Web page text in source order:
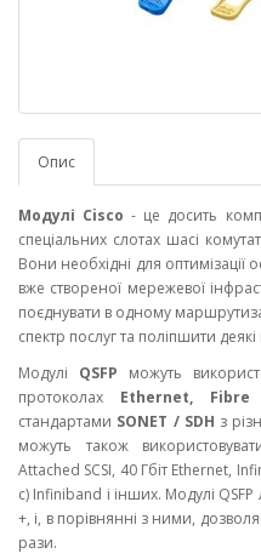
Опис
Модулі Cisco- це досить
спеціальних слотах шасі
Вони необхідні для
вже створеної мережевої
поєднувати в одному
спектр послуг та поліпшити
Модулі QSFP можуть
протоколах Ethernet, Fibre
стандартами SONET / SDH з
можуть також
Attached SCSI, 40 Гбіт Ethernet,
с) Infiniband і інших. Модулі
+, і, в порівнянні з ними,
рази.